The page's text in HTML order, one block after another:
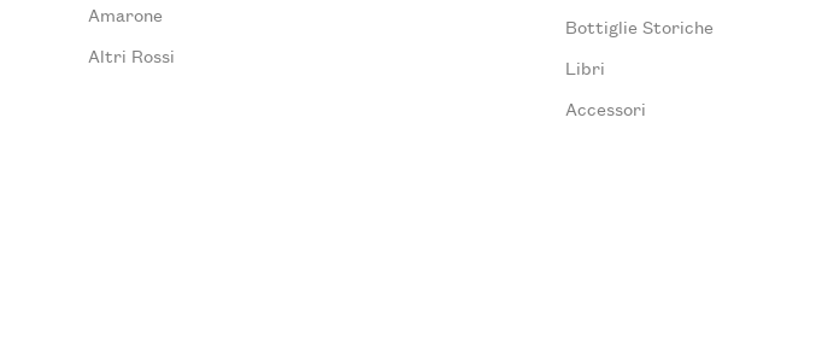
Amarone
Altri Rossi
Bottiglie Storiche
Libri
Accessori